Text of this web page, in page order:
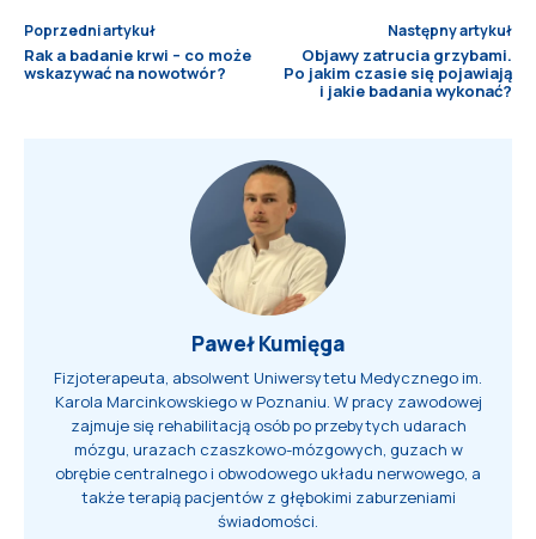
Poprzedni artykuł
Rak a badanie krwi – co może
wskazywać na nowotwór?
Następny artykuł
Objawy zatrucia grzybami.
Po jakim czasie się pojawiają
i jakie badania wykonać?
Paweł Kumięga
Fizjoterapeuta, absolwent Uniwersytetu Medycznego im.
Karola Marcinkowskiego w Poznaniu. W pracy zawodowej
zajmuje się rehabilitacją osób po przebytych udarach
mózgu, urazach czaszkowo-mózgowych, guzach w
obrębie centralnego i obwodowego układu nerwowego, a
także terapią pacjentów z głębokimi zaburzeniami
świadomości.